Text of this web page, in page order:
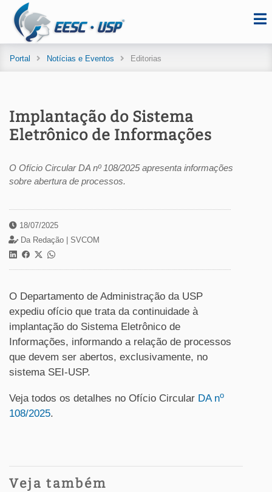
Portal Notícias e Eventos Editorias
Implantação do Sistema
Eletrônico de Informações
O Ofício Circular DA nº 108/2025 apresenta informações
sobre abertura de processos.
18/07/2025
Da Redação | SVCOM
O Departamento de Administração da USP
expediu ofício que trata da continuidade à
implantação do Sistema Eletrônico de
Informações, informando a relação de processos
que devem ser abertos, exclusivamente, no
sistema SEI-USP.
Veja todos os detalhes no Ofício Circular DA no
108/2025.
Veja também